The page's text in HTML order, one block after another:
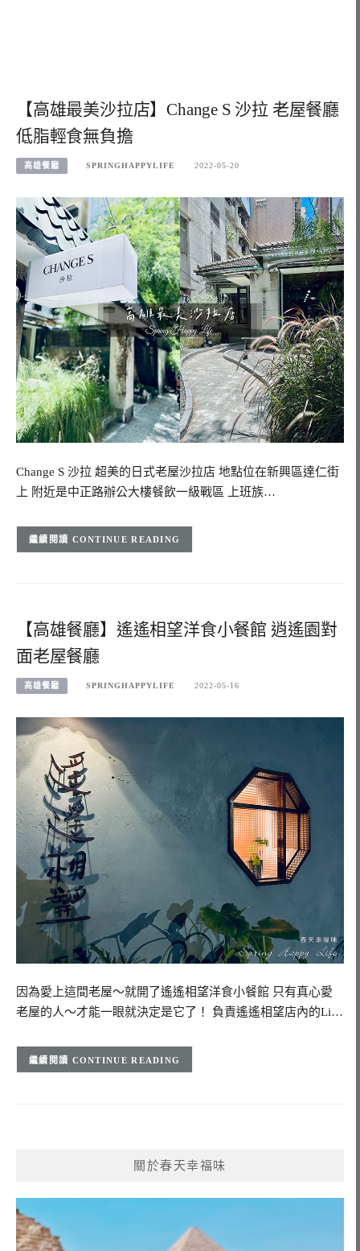
【高雄最美沙拉店】Change S 沙拉 老屋餐廳
低脂輕食無負擔
高雄餐廳 SPRINGHAPPYLIFE 2022-05-20
Change S 沙拉 超美的日式老屋沙拉店 地點位在新興區達仁街
上 附近是中正路辦公大樓餐飲一級戰區 上班族…
CONTINUE READING
【高雄餐廳】遙遙相望洋食小餐館 逍遙園對
面老屋餐廳
高雄餐廳 SPRINGHAPPYLIFE 2022-05-16
因為愛上這間老屋～就開了遙遙相望洋食小餐館 只有真心愛
老屋的人～才能一眼就決定是它了！ 負責遙遙相望店內的Li…
CONTINUE READING
關於春天幸福味